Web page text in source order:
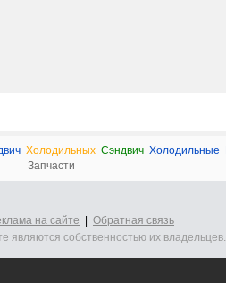
Холодильных Сэндвич Холодильные
Запчасти
на сайте
Обратная связь
являются собственностью их владельцев.